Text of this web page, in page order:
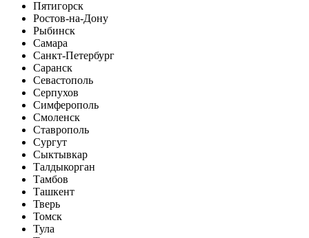
Пятигорск
Ростов-на-Дону
Рыбинск
Самара
Санкт-Петербург
Саранск
Севастополь
Серпухов
Симферополь
Смоленск
Ставрополь
Сургут
Сыктывкар
Талдыкорган
Тамбов
Ташкент
Тверь
Томск
Тула